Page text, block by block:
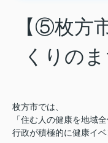
【⑤枚方
くりのま
枚方市では、
「住む人の健康を地域
行政が積極的に健康イベ